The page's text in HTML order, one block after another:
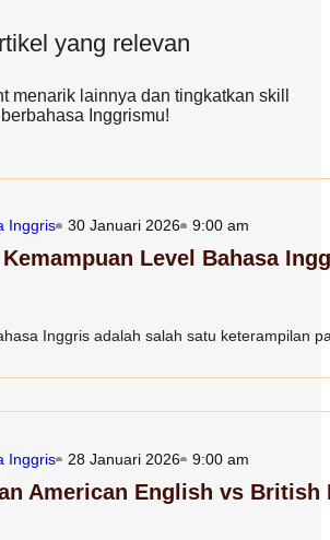
yang relevan
menarik lainnya dan tingkatkan skill
berbahasa Inggrismu!
Inggris 30 Januari 2026 9:00 am
Level Bahasa
Inggris adalah salah satu keterampilan
Inggris 28 Januari 2026 9:00 am
American English vs